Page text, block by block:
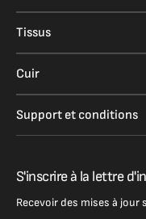
Tissus
Cuir
Support et conditions
S'inscrire à la lettre
Recevoir des mises à